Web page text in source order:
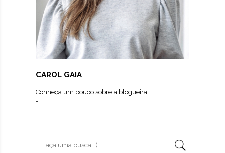
CAROL GAIA
Conheça um pouco sobre a blogueira.
+